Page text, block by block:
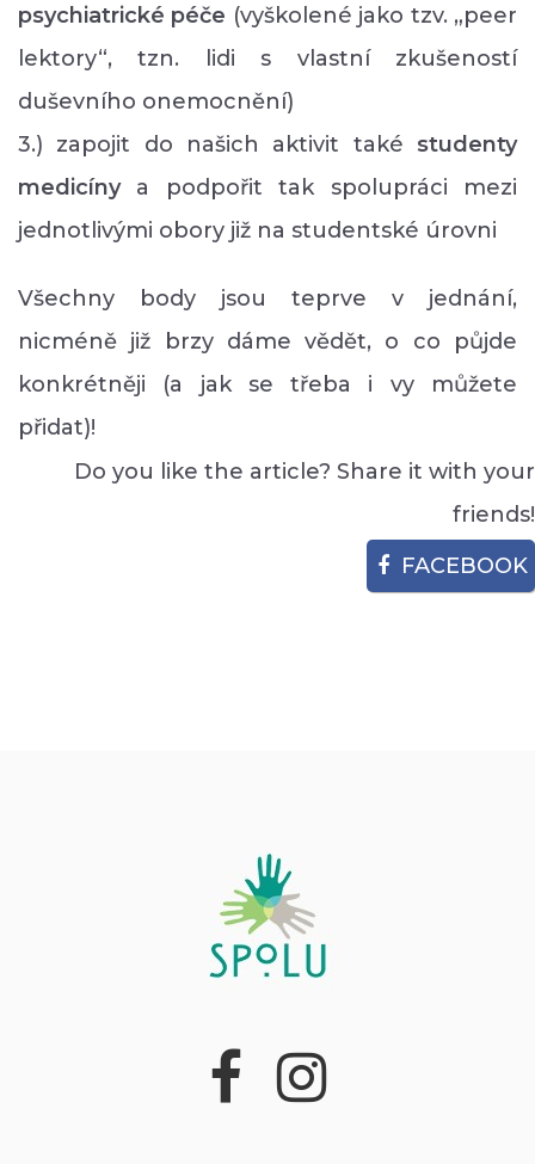
psychiatrické péče (vyškolené jako tzv. „peer
lektory“, tzn. lidi s vlastnízkušeností
duševního onemocnění)
3.) zapojit do našich aktivit také studenty
medicínya podpořit tak spolupráci mezi
jednotlivými obory již na studentské úrovni
Všechny body jsou teprve v jednání,
nicméně již brzy dáme vědět, o co půjde
konkrétněji (a jak se třeba i vy můžete
přidat)!
Do you like the article? Share it with your
friends!
FACEBOOK